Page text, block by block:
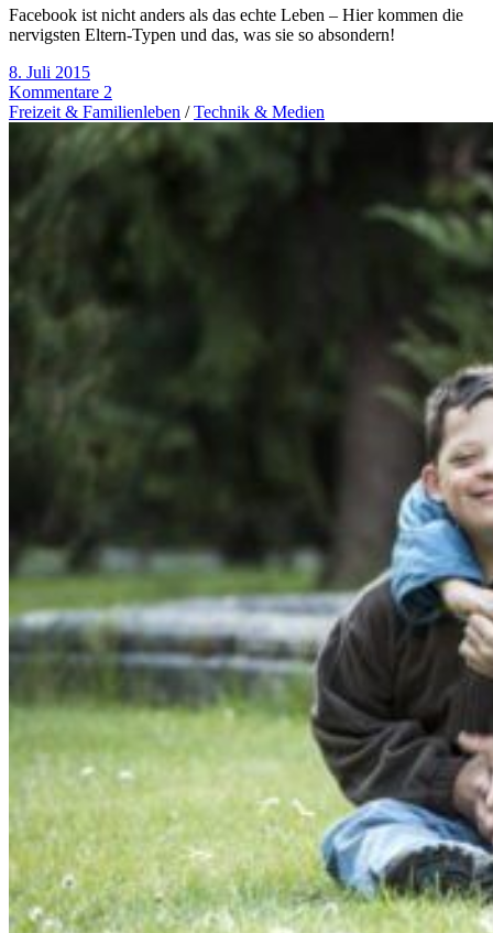
Facebook ist nicht anders als das echte Leben – Hier kommen die
nervigsten Eltern-Typen und das, was sie so absondern!
8. Juli 2015
Kommentare 2
Freizeit & Familienleben /Technik & Medien